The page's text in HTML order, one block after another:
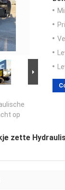
op
zette